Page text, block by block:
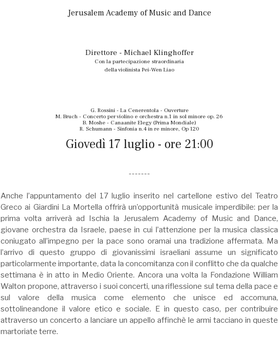
Jerusalem Academy of Music and Dance
Direttore - Michael Klinghoffer
Con la partecipazione straordinaria
della violinista Pei-Wen Liao
G. Rossini - La Cenerentola - Ouverture
M. Bruch - Concerto per violino e orchestra n.1 in sol minore op. 26
B. Moshe - Canaanite Elegy (Prima Mondiale)
R. Schumann - Sinfonia n.4 in re minore, Op 120
Giovedì 17 luglio - ore 21:00
-------
Anche l’appuntamento del 17 luglio inserito nel cartellone estivo del Teatro
Greco ai Giardini La Mortella offrirà un’opportunità musicale imperdibile: per la
prima volta arriverà ad Ischia la Jerusalem Academy of Music and Dance,
giovane orchestra da Israele, paese in cui l’attenzione per la musica classica
coniugato all’impegno per la pace sono oramai una tradizione affermata. Ma
l’arrivo di questo gruppo di giovanissimi israeliani assume un significato
particolarmente importante, data la concomitanza con il conflitto che da qualche
settimana è in atto in Medio Oriente. Ancora una volta la Fondazione William
Walton propone, attraverso i suoi concerti, una riflessione sul tema della pace e
sul valore della musica come elemento che unisce ed accomuna,
sottolineandone il valore etico e sociale. E in questo caso, per contribuire
attraverso un concerto a lanciare un appello affinchè le armi tacciano in queste
martoriate terre.